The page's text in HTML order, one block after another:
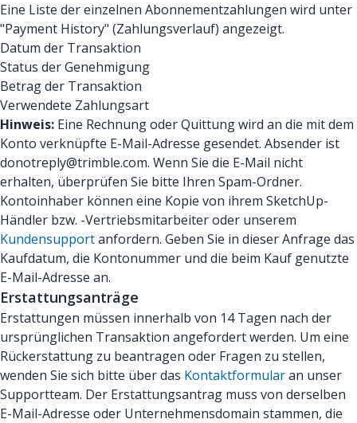
Eine Liste der einzelnen Abonnementzahlungen wird unter
"Payment History" (Zahlungsverlauf) angezeigt.
Datum der Transaktion
Status der Genehmigung
Betrag der Transaktion
Verwendete Zahlungsart
Hinweis: Eine Rechnung oder Quittung wird an die mit dem
Konto verknüpfte E-Mail-Adresse gesendet. Absender ist
donotreply@trimble.com. Wenn Sie die E-Mail nicht
erhalten, überprüfen Sie bitte Ihren Spam-Ordner.
Kontoinhaber können eine Kopie von ihrem SketchUp-
Händler bzw. -Vertriebsmitarbeiter oder unserem
Kundensupportanfordern. Geben Sie in dieser Anfrage das
Kaufdatum, die Kontonummer und die beim Kauf genutzte
E-Mail-Adresse an.
Erstattungsanträge
Erstattungen müssen innerhalb von 14 Tagen nach der
ursprünglichen Transaktion angefordert werden. Um eine
Rückerstattung zu beantragen oder Fragen zu stellen,
wenden Sie sich bitte über das Kontaktformularan unser
Supportteam. Der Erstattungsantrag muss von derselben
E-Mail-Adresse oder Unternehmensdomain stammen, die